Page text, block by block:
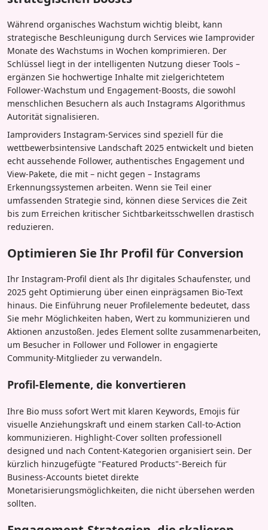
Während organisches Wachstum wichtig bleibt, kann
strategische Beschleunigung durch Services wie Iamprovider
Monate des Wachstums in Wochen komprimieren. Der
Schlüssel liegt in der intelligenten Nutzung dieser Tools –
ergänzen Sie hochwertige Inhalte mit zielgerichtetem
Follower-Wachstum und Engagement-Boosts, die sowohl
menschlichen Besuchern als auch Instagrams Algorithmus
Autorität signalisieren.
Iamproviders Instagram-Services sind speziell für die
wettbewerbsintensive Landschaft 2025 entwickelt und bieten
echt aussehende Follower, authentisches Engagement und
View-Pakete, die mit – nicht gegen – Instagrams
Erkennungssystemen arbeiten. Wenn sie Teil einer
umfassenden Strategie sind, können diese Services die Zeit
bis zum Erreichen kritischer Sichtbarkeitsschwellen drastisch
reduzieren.
Optimieren Sie Ihr Profil für Conversion
Ihr Instagram-Profil dient als Ihr digitales Schaufenster, und
2025 geht Optimierung über einen einprägsamen Bio-Text
hinaus. Die Einführung neuer Profilelemente bedeutet, dass
Sie mehr Möglichkeiten haben, Wert zu kommunizieren und
Aktionen anzustoßen. Jedes Element sollte zusammenarbeiten,
um Besucher in Follower und Follower in engagierte
Community-Mitglieder zu verwandeln.
Profil-Elemente, die konvertieren
Ihre Bio muss sofort Wert mit klaren Keywords, Emojis für
visuelle Anziehungskraft und einem starken Call-to-Action
kommunizieren. Highlight-Cover sollten professionell
designed und nach Content-Kategorien organisiert sein. Der
kürzlich hinzugefügte "Featured Products"-Bereich für
Business-Accounts bietet direkte
Monetarisierungsmöglichkeiten, die nicht übersehen werden
sollten.